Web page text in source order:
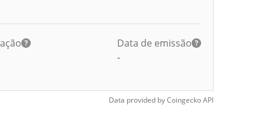
Data de emissão
-
Data provided byCoingeckoAPI